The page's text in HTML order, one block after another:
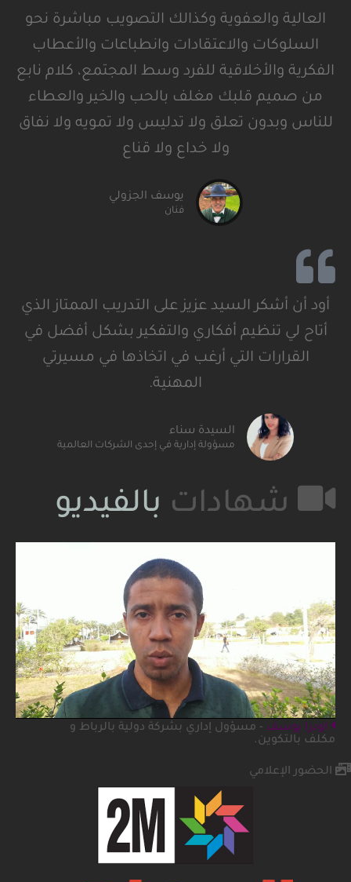
العالية والعفوية وكذالك التصويب مباشرة نحو
السلوكات والاعتقادات وانطباعات والأعطاب
الفكرية والأخلاقية للفرد وسط المجتمع، كلام نابع
من صميم قلبك مغلف بالحب والخير والعطاء
للناس وبدون تعلق ولا تدليس ولا تمويه ولا نفاق
ولا خداع ولا قناع
يوسف الجزولي
فنان
أود أن أشكر السيد عزيز على التدريب الممتاز الذي
أتاح لي تنظيم أفكاري والتفكير بشكل أفضل في
القرارات التي أرغب في اتخاذها في مسيرتي
المهنية.
السيدة سناء
مسؤولة إدارية في إحدى الشركات العالمية
شهادات بالفيديو
اودرا يوسف - مسؤول إداري بشركة دولية بالرباط و
مكلف بالتكوين.
الحضور الإعلامي